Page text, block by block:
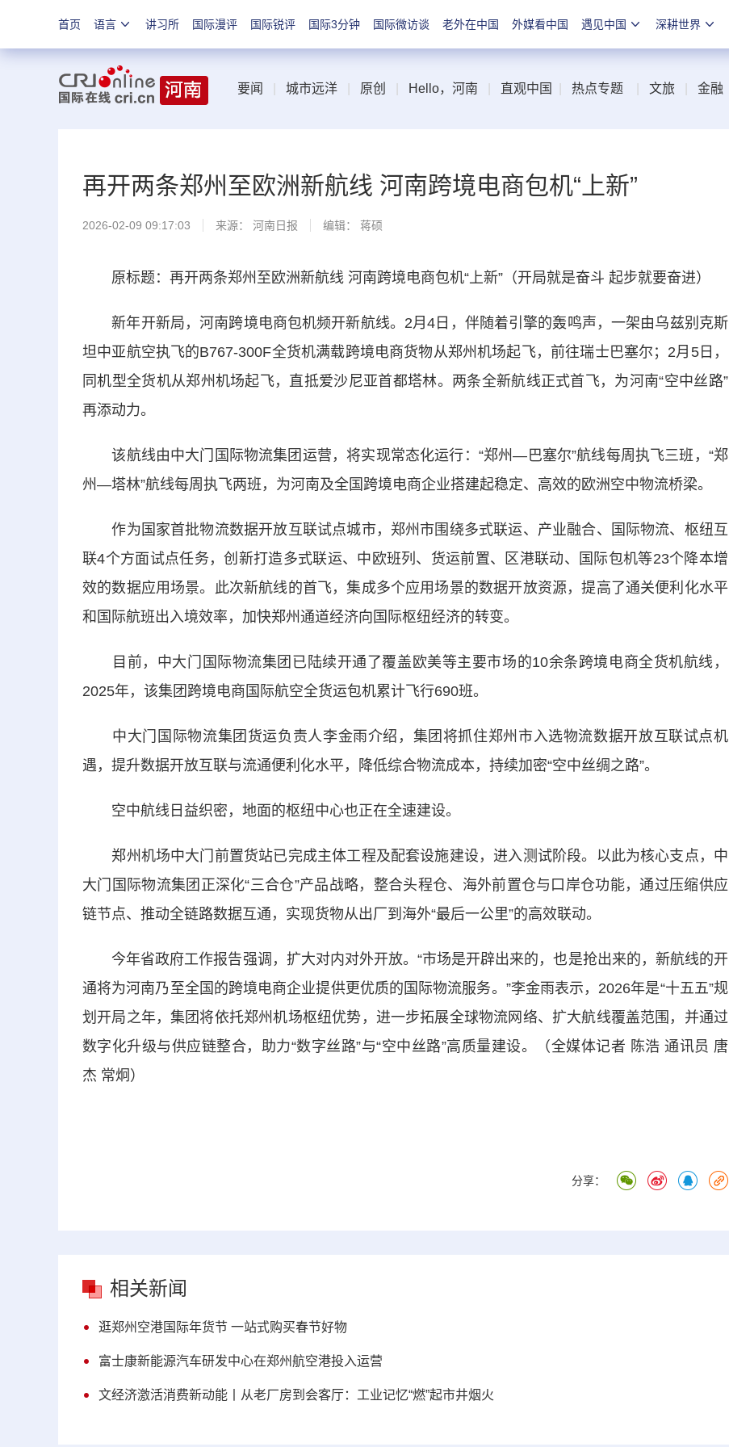
首页 语言 讲习所 国际漫评 国际锐评 国际3分钟 国际微访谈 老外在中国 外媒看中国 遇见中国 深耕世界
要闻 城市远洋 原创 Hello，河南 直观中国 热点专题 文旅 金融
再开两条郑州至欧洲新航线 河南跨境电商包机“上新”
2026-02-09 09:17:03 来源： 河南日报 编辑： 蒋硕
原标题：再开两条郑州至欧洲新航线 河南跨境电商包机“上新”（开局就是奋斗 起步就要奋进）
新年开新局，河南跨境电商包机频开新航线。2月4日，伴随着引擎的轰鸣声，一架由乌兹别克斯
坦中亚航空执飞的B767-300F全货机满载跨境电商货物从郑州机场起飞，前往瑞士巴塞尔；2月5日，
同机型全货机从郑州机场起飞，直抵爱沙尼亚首都塔林。两条全新航线正式首飞，为河南“空中丝路”
再添动力。
该航线由中大门国际物流集团运营，将实现常态化运行：“郑州—巴塞尔”航线每周执飞三班，“郑
州—塔林”航线每周执飞两班，为河南及全国跨境电商企业搭建起稳定、高效的欧洲空中物流桥梁。
作为国家首批物流数据开放互联试点城市，郑州市围绕多式联运、产业融合、国际物流、枢纽互
联4个方面试点任务，创新打造多式联运、中欧班列、货运前置、区港联动、国际包机等23个降本增
效的数据应用场景。此次新航线的首飞，集成多个应用场景的数据开放资源，提高了通关便利化水平
和国际航班出入境效率，加快郑州通道经济向国际枢纽经济的转变。
目前，中大门国际物流集团已陆续开通了覆盖欧美等主要市场的10余条跨境电商全货机航线，
2025年，该集团跨境电商国际航空全货运包机累计飞行690班。
中大门国际物流集团货运负责人李金雨介绍，集团将抓住郑州市入选物流数据开放互联试点机
遇，提升数据开放互联与流通便利化水平，降低综合物流成本，持续加密“空中丝绸之路”。
空中航线日益织密，地面的枢纽中心也正在全速建设。
郑州机场中大门前置货站已完成主体工程及配套设施建设，进入测试阶段。以此为核心支点，中
大门国际物流集团正深化“三合仓”产品战略，整合头程仓、海外前置仓与口岸仓功能，通过压缩供应
链节点、推动全链路数据互通，实现货物从出厂到海外“最后一公里”的高效联动。
今年省政府工作报告强调，扩大对内对外开放。“市场是开辟出来的，也是抢出来的，新航线的开
通将为河南乃至全国的跨境电商企业提供更优质的国际物流服务。”李金雨表示，2026年是“十五五”规
划开局之年，集团将依托郑州机场枢纽优势，进一步拓展全球物流网络、扩大航线覆盖范围，并通过
数字化升级与供应链整合，助力“数字丝路”与“空中丝路”高质量建设。（全媒体记者 陈浩 通讯员 唐
杰 常炯）
分享：
相关新闻
逛郑州空港国际年货节 一站式购买春节好物
富士康新能源汽车研发中心在郑州航空港投入运营
文经济激活消费新动能丨从老厂房到会客厅：工业记忆“燃”起市井烟火